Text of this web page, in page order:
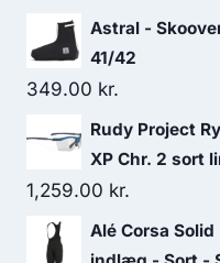
Astral -
41/42
349.00 kr.
Rudy Project
XP Chr. 2 sort
1,259.00 kr.
Alé Corsa